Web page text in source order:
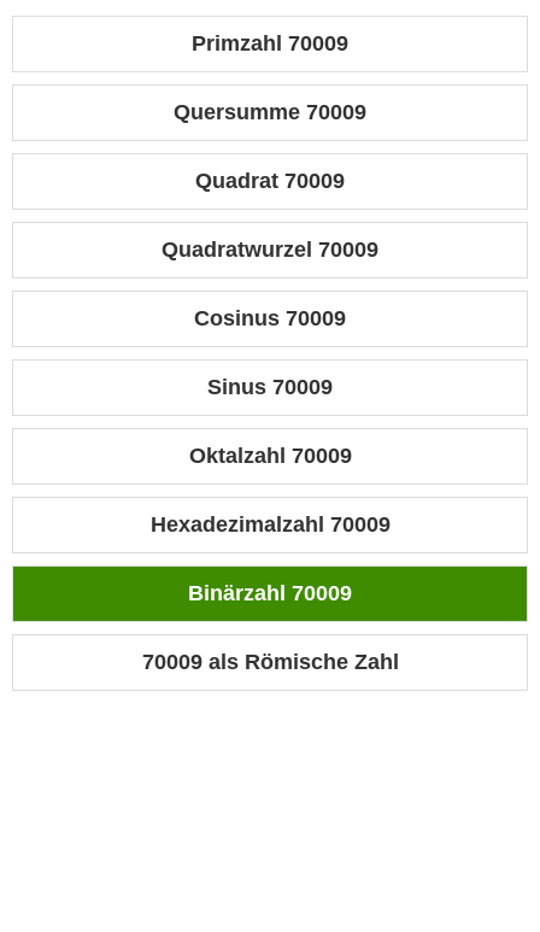
Primzahl 70009
Quersumme 70009
Quadrat 70009
Quadratwurzel 70009
Cosinus 70009
Sinus 70009
Oktalzahl 70009
Hexadezimalzahl 70009
Binärzahl 70009
70009 als Römische Zahl